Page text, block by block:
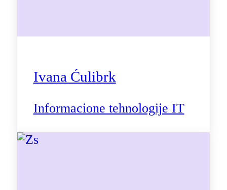
Ivana Ćulibrk
Informacione tehnologije IT